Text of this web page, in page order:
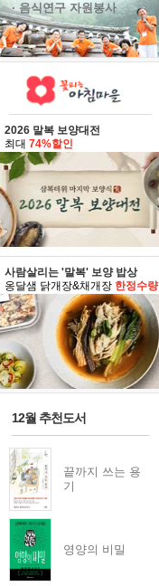
· 음식연구 자원봉사
2026 말복 보양대전
최대 74%할인
사람살리는 '말복' 보양 밥상
옹달샘 닭개장&채개장 한정수량
12월 추천도서
끝까지 쓰는 용
기
영양의 비밀